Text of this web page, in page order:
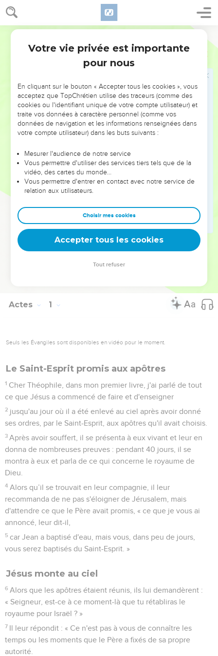
Actes Introduction
d’être témoin de Jésus-Christ « jusqu’au bout du monde »
(ch. 13 à 28).
missionnaires de Saul — appelé dorénavant Paul — dans le
monde méditerranéen : Chypre, *Macédoine, Grèce, Asie
lors, Paul continue son activité, mais en prison, d’abord à
Jérusalem, puis à *Césarée, enfin à Rome où il vit dans une
semi-liberté.
Le récit s’achève là.
Cette extraordinaire et miraculeuse diffusion de l’Evangile
n’est pas seulement le fruit du travail des apôtres et de leurs
collaborateurs, c’est aussi l’œuvre du Saint-Esprit qui fait
croître l’Eglise ; Luc le mentionne à soixante-deux reprises.
Pentecôte est importante aussi pour l’Eglise d’aujourd’hui,
qui cherche dans ce livre enseignement et encouragement
pour son témoignage dans le monde.
permission. All rights reserved worldwide.
Actes 1
Seuls les Évangiles sont disponibles en vidéo pour le moment.
Le Saint-Esprit promis aux apôtres
1 Cher Théophile, dans mon premier livre, j'ai parlé de tout
ce que Jésus a commencé de faire et d'enseigner
2 jusqu'au jour où il a été enlevé au ciel après avoir donné
ses ordres, par le Saint-Esprit, aux apôtres qu'il avait choisis.
3 Après avoir souffert, il se présenta à eux vivant et leur en
donna de nombreuses preuves : pendant 40 jours, il se
montra à eux et parla de ce qui concerne le royaume de
Dieu.
4 Alors qu’il se trouvait en leur compagnie, il leur
recommanda de ne pas s'éloigner de Jérusalem, mais
d'attendre ce que le Père avait promis, « ce que je vous ai
annoncé, leur dit-il,
5 car Jean a baptisé d'eau, mais vous, dans peu de jours,
vous serez baptisés du Saint-Esprit. »
Jésus monte au ciel
6 Alors que les apôtres étaient réunis, ils lui demandèrent :
« Seigneur, est-ce à ce moment-là que tu rétabliras le
royaume pour Israël ? »
7 Il leur répondit : « Ce n'est pas à vous de connaître les
temps ou les moments que le Père a fixés de sa propre
autorité.
Votre vie privée est importante
pour nous
En cliquant sur le bouton « Accepter tous les cookies », vous
acceptez que TopChrétien utilise des traceurs (comme des
cookies ou l'identifiant unique de votre compte utilisateur) et
traite vos données à caractère personnel (comme vos
données de navigation et les informations renseignées dans
votre compte utilisateur) dans les buts suivants :
Mesurer l'audience de notre service
Vous permettre d'utiliser des services tiers tels que de la
vidéo, des cartes du monde…
Vous permettre d'entrer en contact avec notre service de
relation aux utilisateurs.
Choisir mes cookies
Accepter tous les cookies
Tout refuser